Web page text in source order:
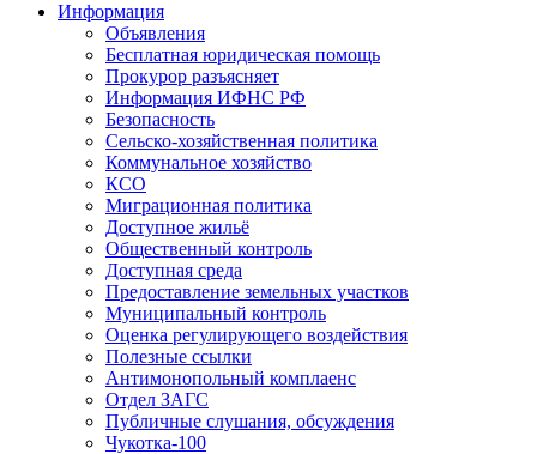
Информация
Объявления
Бесплатная юридическая помощь
Прокурор разъясняет
Информация ИФНС РФ
Безопасность
Сельско-хозяйственная политика
Коммунальное хозяйство
КСО
Миграционная политика
Доступное жильё
Общественный контроль
Доступная среда
Предоставление земельных участков
Муниципальный контроль
Оценка регулирующего воздействия
Полезные ссылки
Антимонопольный комплаенс
Отдел ЗАГС
Публичные слушания, обсуждения
Чукотка-100